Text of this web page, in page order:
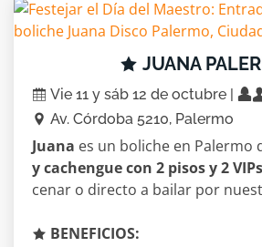
JUANA
Vie 11 y sáb 12 de octubre |
Av. Córdoba 5210, Palermo
Juana es un boliche en Palermo
y cachengue con 2 pisos y 2 VIPs
cenar o directo a bailar por
BENEFICIOS: